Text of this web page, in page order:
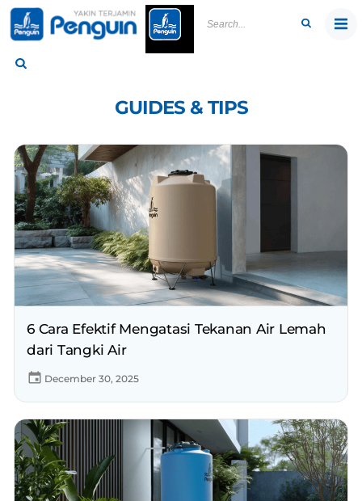
Skip
content
GUIDES & TIPS
6 Cara Efektif Mengatasi Tekanan Air Lemah
dari Tangki Air
December 30, 2025